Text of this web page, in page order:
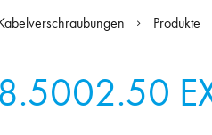
Produkte